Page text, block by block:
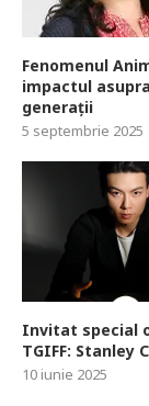
Fenomenul
impactul
generații
5 septembrie 2025
Invitat special
TGIFF: Stanley
10 iunie 2025